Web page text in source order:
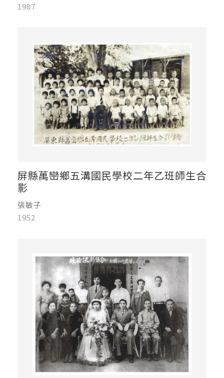
1987
屏縣萬巒鄉五溝國民學校二年乙班師生合
影
張敏子
1952